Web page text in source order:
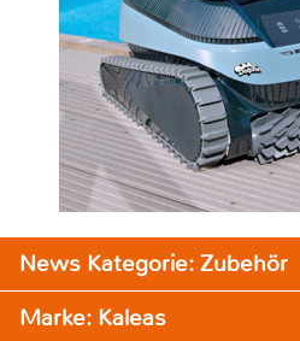
News Kategorie: Zubehör
Marke: Kaleas